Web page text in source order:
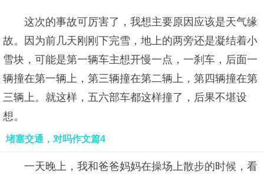
这次的事故可厉害了，我想主要原因应该是天气缘
故。因为前几天刚刚下完雪，地上的两旁还是凝结着小
雪块，可能是第一辆车主想开慢一点，一刹车，后面一
辆撞在第一辆上，第三辆撞在第二辆上，第四辆撞在第
三辆上。就这样，五六部车都这样撞了，后果不堪设
想。
堵塞交通，对吗作文篇4
一天晚上，我和爸爸妈妈在操场上散步的时候，看